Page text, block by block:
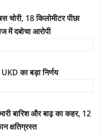
चोरी, 18 किलोमीटर पीछा
में दबोचा आरोपी
का बड़ा निर्णय
बारिश और बाढ़ का कहर, 12
क्षतिग्रस्त